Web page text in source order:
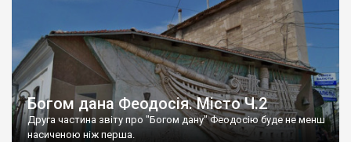
Богом дана Феодосія. Місто Ч.2
Друга частина звіту про "Богом дану" Феодосію буде не менш
насиченою ніж перша.